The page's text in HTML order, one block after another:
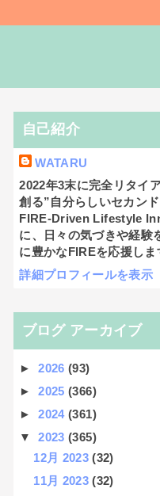
自己紹介
WATARU
2022年3末に完全リタイ
創る”自分らしいセカン
FIRE-Driven Lifestyle
に、日々の気づきや経験
に豊かなFIREを応援しま
詳細プロフィールを表示
ブログ アーカイブ
►2026(93)
►2025(366)
►2024(361)
▼2023(365)
12月 2023(32)
11月 2023(32)